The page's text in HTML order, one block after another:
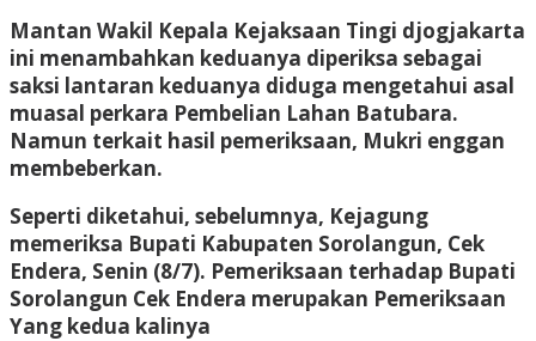
Mantan Wakil Kepala Kejaksaan Tingi djogjakarta
ini menambahkan keduanya diperiksa sebagai
saksi lantaran keduanya diduga mengetahui asal
muasal perkara Pembelian Lahan Batubara.
Namun terkait hasil pemeriksaan, Mukri enggan
membeberkan.
Seperti diketahui, sebelumnya, Kejagung
memeriksa Bupati Kabupaten Sorolangun, Cek
Endera, Senin (8/7). Pemeriksaan terhadap Bupati
Sorolangun Cek Endera merupakan Pemeriksaan
Yang kedua kalinya